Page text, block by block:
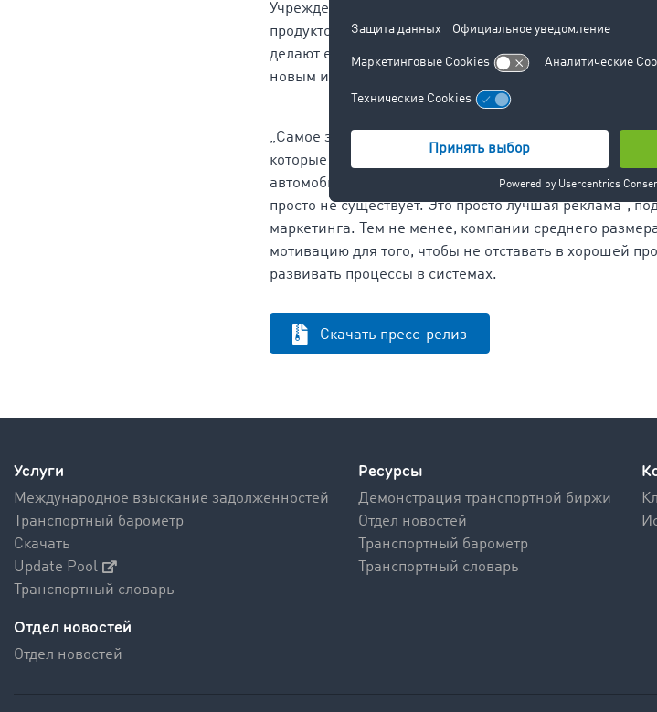
Учрежденная издательством ETM премия оценивает
продуктов и услуг, которые облегчают повседневную
делают её более эффективной. Только в начале
новым интегрированным решением слежения -
„Самое замечательное то, что „Лучший бренд“
которые делают свой выбор основываясь на свой
автомобилей и в посредничестве в грузах через
просто не существует. Это просто лучшая реклама“,
маркетинга. Тем не менее, компании среднего
мотивацию для того, чтобы не отставать в хорошей
развивать процессы в системах.
Скачать пресс-релиз
Услуги
Международное взыскание задолженностей
Транспортный барометр
Скачать
Update Pool
Транспортный словарь
Ресурсы
Демонстрация транспортной биржи
Отдел новостей
Транспортный барометр
Транспортный словарь
Отдел новостей
Отдел новостей